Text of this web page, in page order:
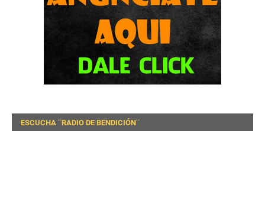
ESCUCHA ¨RADIO DE BENDICIÓN¨